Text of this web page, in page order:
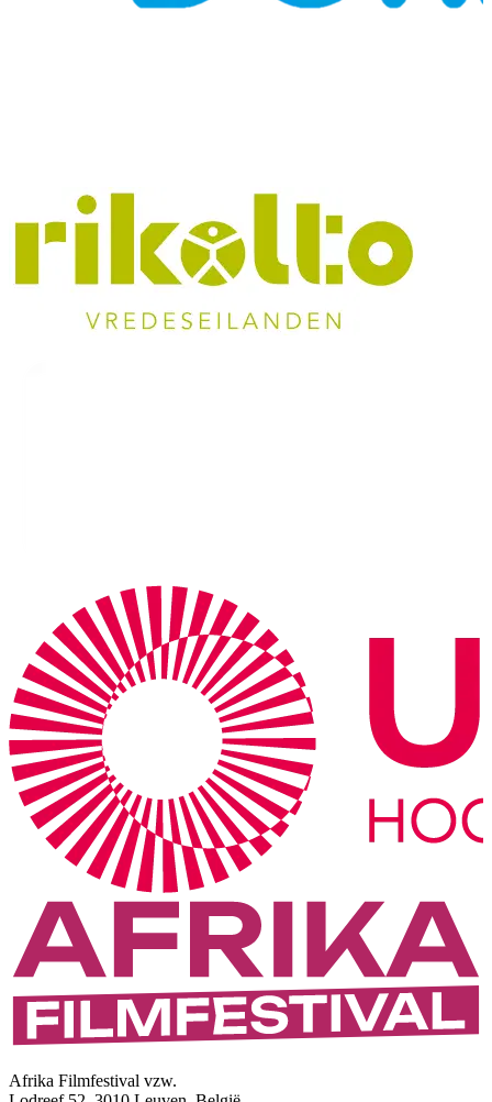
Afrika Filmfestival vzw.